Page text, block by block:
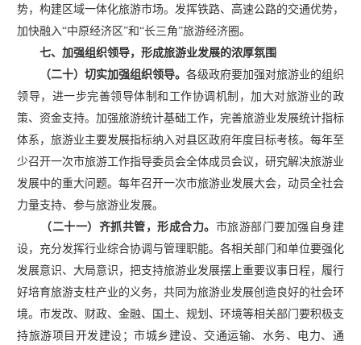
势，构建区域一体化旅游市场。发挥铁路、高速公路的交通优势，
加快融入“中原经济区”和“长三角”旅游经济圈。
七、加强组织领导，形成旅游业发展的浓厚氛围
（二十）切实加强组织领导。 各级政府要加强对旅游业的组织
领导，进一步完善领导体制和工作协调机制，加大对旅游业的政
策、资金支持。加强旅游统计基础工作，完善旅游业发展统计指标
体系，旅游业主要发展指标纳入对县区政府年度目标考核。每年至
少召开一次市旅游工作指导委员会全体成员会议，研究解决旅游业
发展中的重大问题。每年召开一次市旅游业发展大会，动员全社会
力量支持、参与旅游业发展。
（二十一）齐抓共管，形成合力。 市旅游部门要加强自身建
设，充分发挥行业综合协调与管理职能。各相关部门和单位要强化
发展意识、大局意识，把支持旅游业发展摆上重要议事日程，履行
好培育旅游支柱产业的义务，共同为旅游业发展创造良好的社会环
境。市发改、财政、金融、国土、规划、环境等相关部门要积极支
持旅游项目开发建设；市城乡建设、交通运输、水务、电力、通